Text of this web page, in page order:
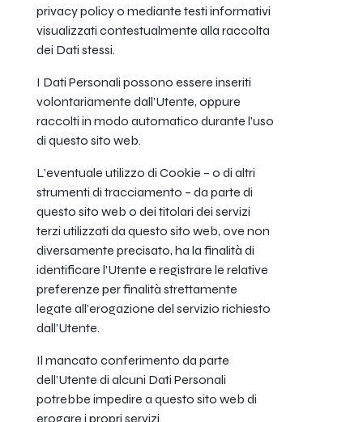
privacy policy o mediante testi informativi
visualizzati contestualmente alla raccolta
dei Dati stessi.
I Dati Personali possono essere inseriti
volontariamente dall’Utente, oppure
raccolti in modo automatico durante l’uso
di questo sito web.
L’eventuale utilizzo di Cookie – o di altri
strumenti di tracciamento – da parte di
questo sito web o dei titolari dei servizi
terzi utilizzati da questo sito web, ove non
diversamente precisato, ha la finalità di
identificare l’Utente e registrare le relative
preferenze per finalità strettamente
legate all’erogazione del servizio richiesto
dall’Utente.
Il mancato conferimento da parte
dell’Utente di alcuni Dati Personali
potrebbe impedire a questo sito web di
erogare i propri servizi.